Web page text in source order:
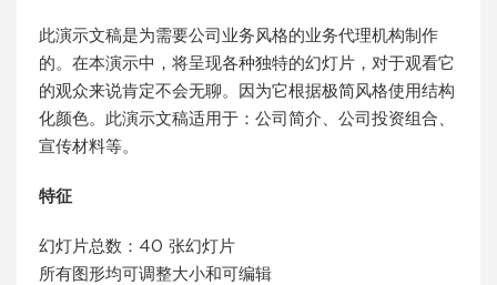
此演示文稿是为需要公司业务风格的业务代理机构制作
的。在本演示中，将呈现各种独特的幻灯片，对于观看它
的观众来说肯定不会无聊。因为它根据极简风格使用结构
化颜色。此演示文稿适用于：公司简介、公司投资组合、
宣传材料等。
特征
幻灯片总数：40 张幻灯片
所有图形均可调整大小和可编辑